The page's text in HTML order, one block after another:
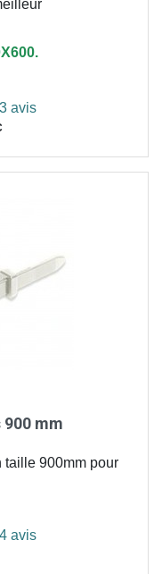
3 avis
mm
taille 900mm pour
4 avis